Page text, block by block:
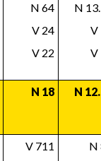
N 64
N
V 24
V
V 22 V
N 18 N
V 711
N